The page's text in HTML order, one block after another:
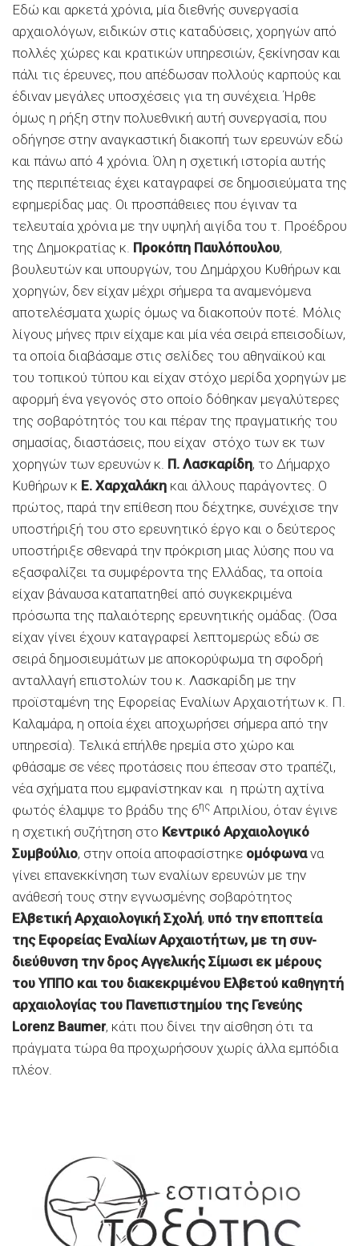
Εδώ και αρκετά χρόνια, μία διεθνής συνεργασία
αρχαιολόγων, ειδικών στις καταδύσεις, χορηγών από
πολλές χώρες και κρατικών υπηρεσιών, ξεκίνησαν και
πάλι τις έρευνες, που απέδωσαν πολλούς καρπούς και
έδιναν μεγάλες υποσχέσεις για τη συνέχεια. Ήρθε
όμως η ρήξη στην πολυεθνική αυτή συνεργασία, που
οδήγησε στην αναγκαστική διακοπή των ερευνών εδώ
και πάνω από 4 χρόνια. Όλη η σχετική ιστορία αυτής
της περιπέτειας έχει καταγραφεί σε δημοσιεύματα της
εφημερίδας μας. Οι προσπάθειες που έγιναν τα
τελευταία χρόνια με την υψηλή αιγίδα του τ. Προέδρου
της Δημοκρατίας κ. Προκόπη Παυλόπουλου,
βουλευτών και υπουργών, του Δημάρχου Κυθήρων και
χορηγών, δεν είχαν μέχρι σήμερα τα αναμενόμενα
αποτελέσματα χωρίς όμως να διακοπούν ποτέ. Μόλις
λίγους μήνες πριν είχαμε και μία νέα σειρά επεισοδίων,
τα οποία διαβάσαμε στις σελίδες του αθηναϊκού και
του τοπικού τύπου και είχαν στόχο μερίδα χορηγών με
αφορμή ένα γεγονός στο οποίο δόθηκαν μεγαλύτερες
της σοβαρότητός του και πέραν της πραγματικής του
σημασίας, διαστάσεις, που είχαν στόχο των εκ των
χορηγών των ερευνών κ. Π. Λασκαρίδη, το Δήμαρχο
Κυθήρων κ Ε. Χαρχαλάκη και άλλους παράγοντες. Ο
πρώτος, παρά την επίθεση που δέχτηκε, συνέχισε την
υποστήριξή του στο ερευνητικό έργο και ο δεύτερος
υποστήριξε σθεναρά την πρόκριση μιας λύσης που να
εξασφαλίζει τα συμφέροντα της Ελλάδας, τα οποία
είχαν βάναυσα καταπατηθεί από συγκεκριμένα
πρόσωπα της παλαιότερης ερευνητικής ομάδας. (Όσα
είχαν γίνει έχουν καταγραφεί λεπτομερώς εδώ σε
σειρά δημοσιευμάτων με αποκορύφωμα τη σφοδρή
ανταλλαγή επιστολών του κ. Λασκαρίδη με την
προϊσταμένη της Εφορείας Εναλίων Αρχαιοτήτων κ. Π.
Καλαμάρα, η οποία έχει αποχωρήσει σήμερα από την
υπηρεσία). Τελικά επήλθε ηρεμία στο χώρο και
φθάσαμε σε νέες προτάσεις που έπεσαν στο τραπέζι,
νέα σχήματα που εμφανίστηκαν και η πρώτη αχτίνα
φωτός έλαμψε το βράδυ της 6ης Απριλίου, όταν έγινε
η σχετική συζήτηση στο Κεντρικό Αρχαιολογικό
Συμβούλιο, στην οποία αποφασίστηκε ομόφωνανα
γίνει επανεκκίνηση των εναλίων ερευνών με την
ανάθεσή τους στην εγνωσμένης σοβαρότητος
Ελβετική Αρχαιολογική Σχολή, υπό την εποπτεία
της Εφορείας Εναλίων Αρχαιοτήτων, με τη συν-
διεύθυνση την δρος Αγγελικής Σίμωσι εκ μέρους
του ΥΠΠΟ και του διακεκριμένου Ελβετού καθηγητή
αρχαιολογίας του Πανεπιστημίου της Γενεύης
Lorenz Baumer, κάτι που δίνει την αίσθηση ότι τα
πράγματα τώρα θα προχωρήσουν χωρίς άλλα εμπόδια
πλέον.